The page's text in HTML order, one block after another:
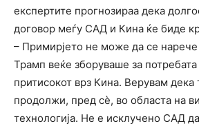
експертите прогнозираа дека
договор меѓу САД и Кина ќе биде
– Примирјето не може да се нарече
Трамп веќе зборуваше за
притисокот врз Кина. Верувам дека
продолжи, пред сè, во областа на
технологија. Не е исклучено САД